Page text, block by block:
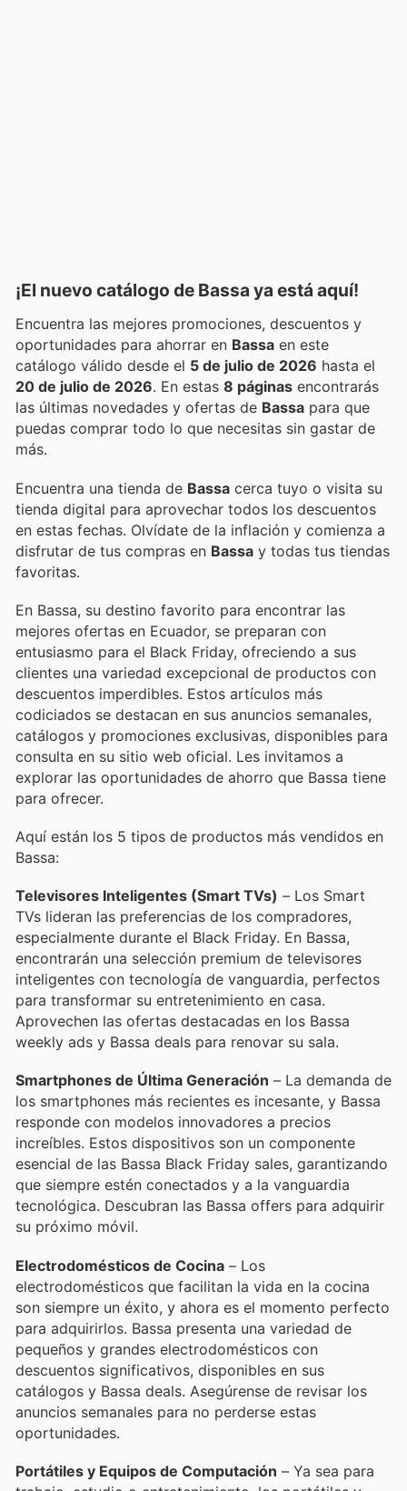
¡El nuevo catálogo de Bassa ya está aquí!
Encuentra las mejores promociones, descuentos y
oportunidades para ahorrar en Bassa en este
catálogo válido desde el 5 de julio de 2026 hasta el
20 de julio de 2026 . En estas 8 páginas encontrarás
las últimas novedades y ofertas de Bassa para que
puedas comprar todo lo que necesitas sin gastar de
más.
Encuentra una tienda de Bassa cerca tuyo o visita su
tienda digital para aprovechar todos los descuentos
en estas fechas. Olvídate de la inflación y comienza a
disfrutar de tus compras en Bassa y todas tus tiendas
favoritas.
En Bassa, su destino favorito para encontrar las
mejores ofertas en Ecuador, se preparan con
entusiasmo para el Black Friday, ofreciendo a sus
clientes una variedad excepcional de productos con
descuentos imperdibles. Estos artículos más
codiciados se destacan en sus anuncios semanales,
catálogos y promociones exclusivas, disponibles para
consulta en su sitio web oficial. Les invitamos a
explorar las oportunidades de ahorro que Bassa tiene
para ofrecer.
Aquí están los 5 tipos de productos más vendidos en
Bassa:
Televisores Inteligentes (Smart TVs) – Los Smart
TVs lideran las preferencias de los compradores,
especialmente durante el Black Friday. En Bassa,
encontrarán una selección premium de televisores
inteligentes con tecnología de vanguardia, perfectos
para transformar su entretenimiento en casa.
Aprovechen las ofertas destacadas en los Bassa
weekly ads y Bassa deals para renovar su sala.
Smartphones de Última Generación – La demanda de
los smartphones más recientes es incesante, y Bassa
responde con modelos innovadores a precios
increíbles. Estos dispositivos son un componente
esencial de las Bassa Black Friday sales, garantizando
que siempre estén conectados y a la vanguardia
tecnológica. Descubran las Bassa offers para adquirir
su próximo móvil.
Electrodomésticos de Cocina – Los
electrodomésticos que facilitan la vida en la cocina
son siempre un éxito, y ahora es el momento perfecto
para adquirirlos. Bassa presenta una variedad de
pequeños y grandes electrodomésticos con
descuentos significativos, disponibles en sus
catálogos y Bassa deals. Asegúrense de revisar los
anuncios semanales para no perderse estas
oportunidades.
Portátiles y Equipos de Computación – Ya sea para